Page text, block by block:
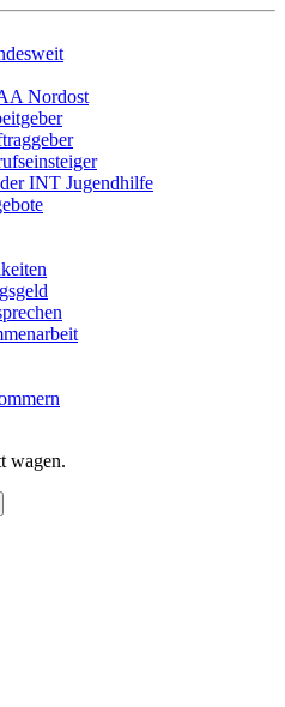
Nordost
INT Jugendhilfe
wagen.